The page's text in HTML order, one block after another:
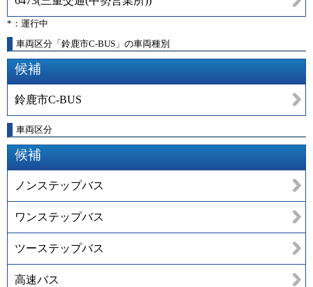
*：運行中
車両区分「鈴鹿市C-BUS」の車両種別
候補
鈴鹿市C-BUS
車両区分
候補
ノンステップバス
ワンステップバス
ツーステップバス
高速バス